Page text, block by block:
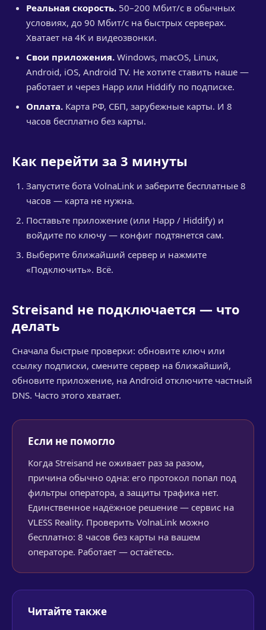
Реальная скорость. 50–200 Мбит/с в обычных
условиях, до 90 Мбит/с на быстрых серверах.
Хватает на 4K и видеозвонки.
Свои приложения. Windows, macOS, Linux,
Android, iOS, Android TV. Не хотите ставить наше —
работает и через Happ или Hiddify по подписке.
Оплата. Карта РФ, СБП, зарубежные карты. И 8
часов бесплатно без карты.
Как перейти за 3 минуты
Запустите бота VolnaLink и заберите бесплатные 8
часов — карта не нужна.
Поставьте приложение (или Happ / Hiddify) и
войдите по ключу — конфиг подтянется сам.
Выберите ближайший сервер и нажмите
«Подключить». Всё.
Streisand не подключается — что
делать
Сначала быстрые проверки: обновите ключ или
ссылку подписки, смените сервер на ближайший,
обновите приложение, на Android отключите частный
DNS. Часто этого хватает.
Если не помогло
Когда Streisand не оживает раз за разом,
причина обычно одна: его протокол попал под
фильтры оператора, а защиты трафика нет.
Единственное надёжное решение — сервис на
VLESS Reality. Проверить VolnaLink можно
бесплатно: 8 часов без карты на вашем
операторе. Работает — остаётесь.
Читайте также